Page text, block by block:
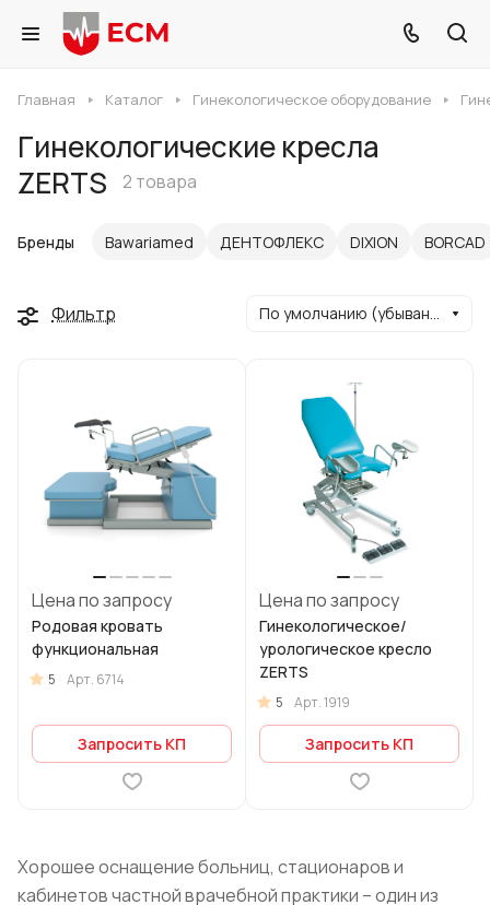
Главная Каталог Гинекологическое оборудование
Гинекологические кресла
ZERTS
2 товара
Бренды Bawariamed ДЕНТОФЛЕКС DIXION BORCAD
Фильтр По умолчанию (убывание)
Цена по запросу
Родовая кровать
функциональная
5 Арт. 6714
Запросить КП
Цена по запросу
Гинекологическое/
урологическое кресло
ZERTS
5 Арт.1919
Запросить КП
Хорошее оснащение больниц, стационаров и
кабинетов частной врачебной практики – один из